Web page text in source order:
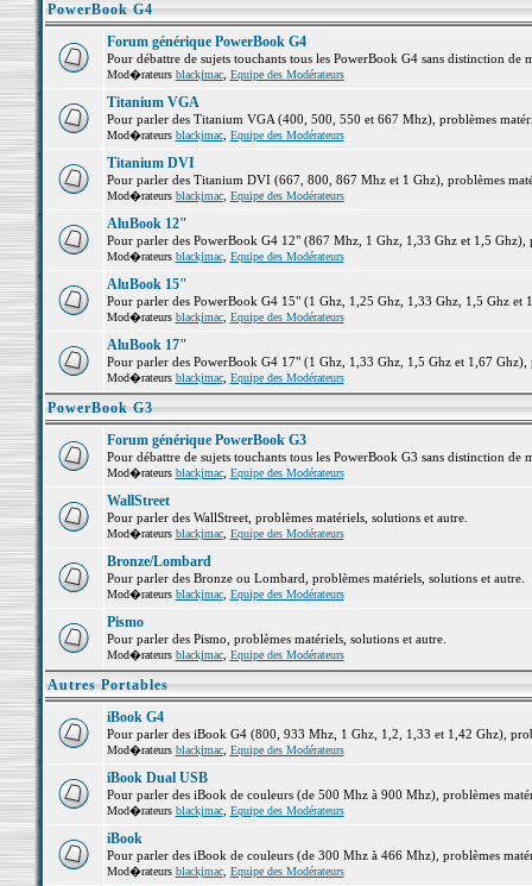
PowerBook G4
Forum générique PowerBook G4
Pour débattre de sujets touchants tous les PowerBook G4 sans distinction de
Mod�rateurs blackjmac, Equipe des Modérateurs
Titanium VGA
Pour parler des Titanium VGA (400, 500, 550 et 667 Mhz), problèmes
Mod�rateurs blackjmac, Equipe des Modérateurs
Titanium DVI
Pour parler des Titanium DVI (667, 800, 867 Mhz et 1 Ghz), problèmes
Mod�rateurs blackjmac, Equipe des Modérateurs
AluBook 12"
Pour parler des PowerBook G4 12" (867 Mhz, 1 Ghz, 1,33 Ghz et 1,5 Ghz),
Mod�rateurs blackjmac, Equipe des Modérateurs
AluBook 15"
Pour parler des PowerBook G4 15" (1 Ghz, 1,25 Ghz, 1,33 Ghz, 1,5 Ghz et
Mod�rateurs blackjmac, Equipe des Modérateurs
AluBook 17"
Pour parler des PowerBook G4 17" (1 Ghz, 1,33 Ghz, 1,5 Ghz et 1,67 Ghz),
Mod�rateurs blackjmac, Equipe des Modérateurs
PowerBook G3
Forum générique PowerBook G3
Pour débattre de sujets touchants tous les PowerBook G3 sans distinction de
Mod�rateurs blackjmac, Equipe des Modérateurs
WallStreet
Pour parler des WallStreet, problèmes matériels, solutions et autre.
Mod�rateurs blackjmac, Equipe des Modérateurs
Bronze/Lombard
Pour parler des Bronze ou Lombard, problèmes matériels, solutions et autre.
Mod�rateurs blackjmac, Equipe des Modérateurs
Pismo
Pour parler des Pismo, problèmes matériels, solutions et autre.
Mod�rateurs blackjmac, Equipe des Modérateurs
Autres Portables
iBook G4
Pour parler des iBook G4 (800, 933 Mhz, 1 Ghz, 1,2, 1,33 et 1,42 Ghz),
Mod�rateurs blackjmac, Equipe des Modérateurs
iBook Dual USB
Pour parler des iBook de couleurs (de 500 Mhz à 900 Mhz), problèmes
Mod�rateurs blackjmac, Equipe des Modérateurs
iBook
Pour parler des iBook de couleurs (de 300 Mhz à 466 Mhz), problèmes
Mod�rateurs blackjmac, Equipe des Modérateurs